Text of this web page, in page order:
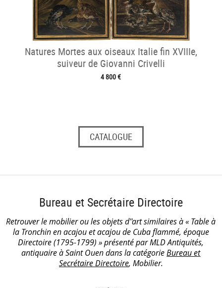
Natures Mortes aux oiseaux Italie fin XVIIIe,
suiveur de Giovanni Crivelli
4 800 €
CATALOGUE
Bureau et Secrétaire Directoire
Retrouver le mobilier ou les objets d''art similaires à « Table à
la Tronchin en acajou et acajou de Cuba flammé, époque
Directoire (1795-1799) » présenté par MLD Antiquités,
antiquaire à Saint Ouen dans la catégorieBureau et
Secrétaire Directoire, Mobilier.